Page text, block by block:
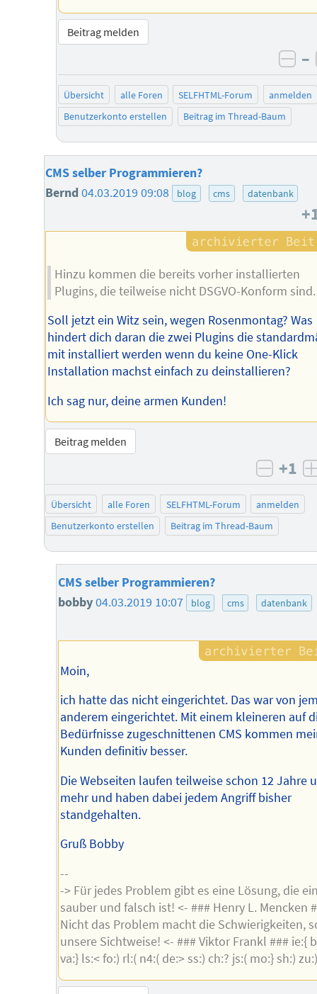
Beitrag melden
–
Übersicht alle Foren SELFHTML-Forum
anmelden
Benutzerkonto erstellen
Beitrag im Thread-Baum
CMS selber Programmieren?
Bernd04.03.2019 09:08 blog cms datenbank
Hinzu kommen die bereits vorher installierten
Plugins, die teilweise nicht DSGVO-Konform sind.
Soll jetzt ein Witz sein, wegen Rosenmontag? Was
hindert dich daran die zwei Plugins die
mit installiert werden wenn du keine One-Klick
Installation machst einfach zu deinstallieren?
Ich sag nur, deine armen Kunden!
Beitrag melden
+1
Übersicht alle Foren SELFHTML-Forum
anmelden
Benutzerkonto erstellen
Beitrag im Thread-Baum
CMS selber Programmieren?
bobby04.03.2019 10:07 blog cms datenbank
Moin,
ich hatte das nicht eingerichtet. Das war von
anderem eingerichtet. Mit einem kleineren auf
Bedürfnisse zugeschnittenen CMS kommen
Kunden definitiv besser.
Die Webseiten laufen teilweise schon 12 Jahre
mehr und haben dabei jedem Angriff bisher
standgehalten.
Gruß Bobby
--
-> Für jedes Problem gibt es eine Lösung, die
sauber und falsch ist! <- ### Henry L. Mencken
Nicht das Problem macht die Schwierigkeiten,
unsere Sichtweise! <- ### Viktor Frankl ### ie:{
va:} ls:< fo:) rl:( n4:( de:> ss:) ch:? js:( mo:} sh:) zu:)